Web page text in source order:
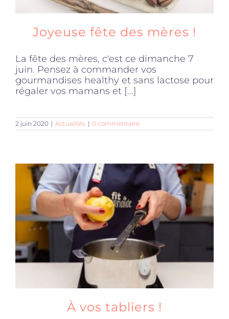
Joyeuse fête des mères !
La fête des mères, c'est ce dimanche 7
juin. Pensez à commander vos
gourmandises healthy et sans lactose pour
régaler vos mamans et [...]
2 juin 2020 | Actualités | 0 commentaire
À vos tabliers !